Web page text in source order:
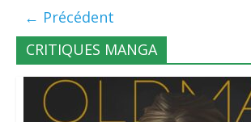
← Précédent
CRITIQUES MANGA